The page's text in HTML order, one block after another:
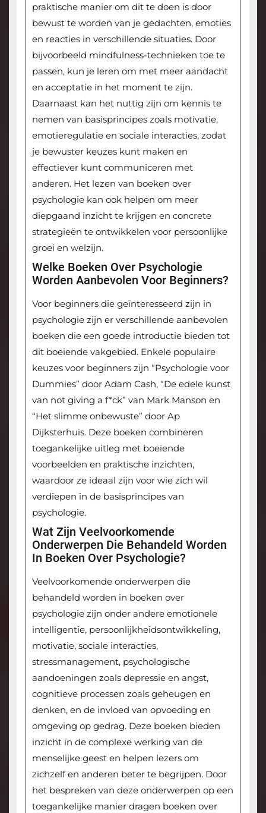
praktische manier om dit te doen is door
bewust te worden van je gedachten, emoties
en reacties in verschillende situaties. Door
bijvoorbeeld mindfulness-technieken toe te
passen, kun je leren om met meer aandacht
en acceptatie in het moment te zijn.
Daarnaast kan het nuttig zijn om kennis te
nemen van basisprincipes zoals motivatie,
emotieregulatie en sociale interacties, zodat
je bewuster keuzes kunt maken en
effectiever kunt communiceren met
anderen. Het lezen van boeken over
psychologie kan ook helpen om meer
diepgaand inzicht te krijgen en concrete
strategieën te ontwikkelen voor persoonlijke
groei en welzijn.
Welke Boeken Over Psychologie
Worden Aanbevolen Voor Beginners?
Voor beginners die geïnteresseerd zijn in
psychologie zijn er verschillende aanbevolen
boeken die een goede introductie bieden tot
dit boeiende vakgebied. Enkele populaire
keuzes voor beginners zijn “Psychologie voor
Dummies” door Adam Cash, “De edele kunst
van not giving a f*ck” van Mark Manson en
“Het slimme onbewuste” door Ap
Dijksterhuis. Deze boeken combineren
toegankelijke uitleg met boeiende
voorbeelden en praktische inzichten,
waardoor ze ideaal zijn voor wie zich wil
verdiepen in de basisprincipes van
psychologie.
Wat Zijn Veelvoorkomende
Onderwerpen Die Behandeld Worden
In Boeken Over Psychologie?
Veelvoorkomende onderwerpen die
behandeld worden in boeken over
psychologie zijn onder andere emotionele
intelligentie, persoonlijkheidsontwikkeling,
motivatie, sociale interacties,
stressmanagement, psychologische
aandoeningen zoals depressie en angst,
cognitieve processen zoals geheugen en
denken, en de invloed van opvoeding en
omgeving op gedrag. Deze boeken bieden
inzicht in de complexe werking van de
menselijke geest en helpen lezers om
zichzelf en anderen beter te begrijpen. Door
het bespreken van deze onderwerpen op een
toegankelijke manier dragen boeken over